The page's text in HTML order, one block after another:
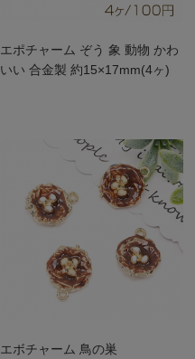
エポチャーム ぞう 象 動物 かわ
いい 合金製 約15×17mm(4ヶ)
エボチャーム 鳥の巣